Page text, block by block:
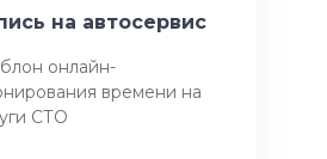
на автосервис
онлайн-
времени на
СТО